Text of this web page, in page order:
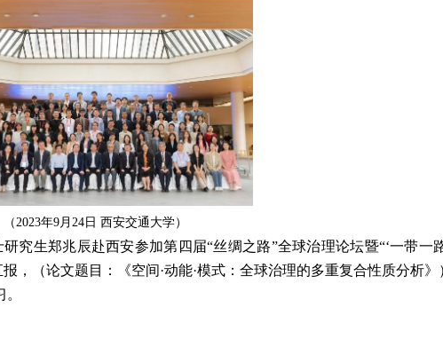
（2023年9月24日 西安交通大学）
研究生郑兆辰赴西安参加第四届“丝绸之路”全球治理论坛暨“‘一带一
，（论文题目：《空间·动能·模式：全球治理的多重复合性质分析》